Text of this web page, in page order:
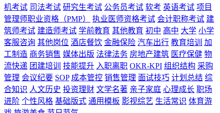
机考试 司法考试 研究生考试 公务员考试 软考 英语考试 项目
管理师职业资格（PMP）
执业医师资格考试 会计职称考试 建
筑师考试 建造师考试 学前教育 其他教育 初中 高中 大学 小学
客服咨询 其他岗位 酒店餐饮 金融保险 汽车出行 教育培训
加
工制造 商务销售 媒体出版 法律法务 房地产建筑 医疗保健 物
流快递 团建培训 技能提升 入职离职 OKR-KPI 组织结构 采购
管理 会议纪要 SOP 成本管控 销售管理 面试技巧 计划总结 综
合知识 人文历史 投资理财 文学名著 亲子家庭 心理成长 职场
进阶 个性风格 基础版式 通用模板 影视综艺 生活常识 体育游